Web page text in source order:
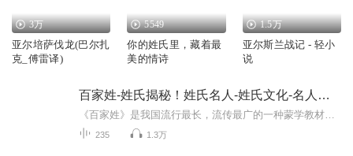
3万
亚尔培萨伐龙(巴尔扎
克_傅雷译)
5549
你的姓氏里，藏着最
美的情诗
1.5万
亚尔斯兰战记 - 轻小
说
百家姓-姓氏揭秘！姓氏名人-姓氏文化-名人事迹
235 1.3万